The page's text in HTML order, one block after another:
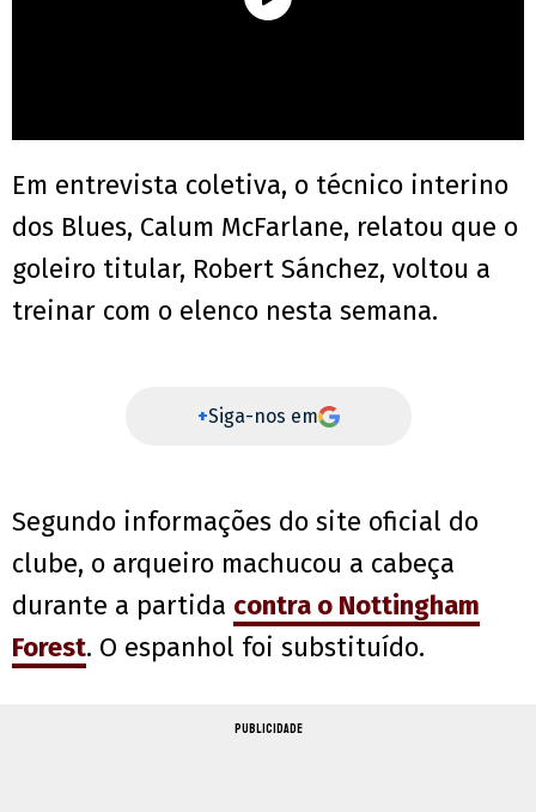
Em entrevista coletiva, o técnico interino
dos Blues, Calum McFarlane, relatou que o
goleiro titular, Robert Sánchez, voltou a
treinar com o elenco nesta semana.
+Siga-nos em
Segundo informações do site oficial do
clube, o arqueiro machucou a cabeça
durante a partida contra o Nottingham
Forest. O espanhol foi substituído.
PUBLICIDADE